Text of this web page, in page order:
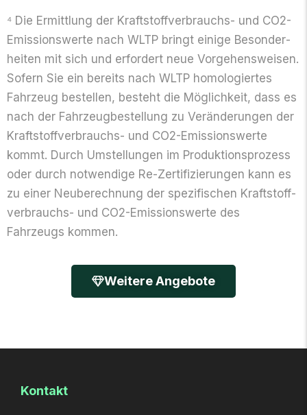
⁴ Die Ermittlung der Kraftstoff­verbrauchs- und CO2-
Emissionswerte nach WLTP bringt einige Besonder­
heiten mit sich und erfordert neue Vorgehens­weisen.
Sofern Sie ein bereits nach WLTP homologiertes
Fahrzeug bestellen, besteht die Möglichkeit, dass es
nach der Fahrzeugbestellung zu Veränderungen der
Kraftstoff­verbrauchs- und CO2-Emissionswerte
kommt. Durch Umstellungen im Produktions­prozess
oder durch notwendige Re-Zerti­fizierungen kann es
zu einer Neu­berechnung der spezifischen Kraftstoff­
verbrauchs- und CO2-Emissions­werte des
Fahrzeugs kommen.
Weitere Angebote
Kontakt